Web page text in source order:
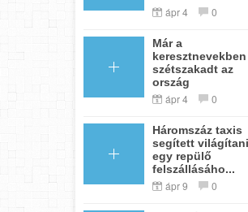
ápr 4 0
Már a
szétszakadt az
ország
ápr 4 0
Háromszáz taxis
segített világítani
egy repülő
felszállásáho...
ápr 9 0